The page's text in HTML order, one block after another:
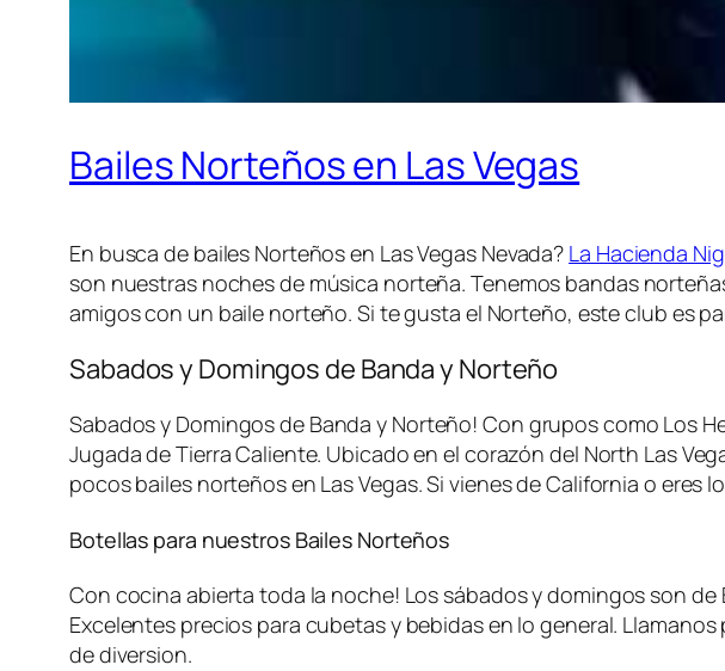
Bailes Norteños en Las Vegas
En busca de bailes Norteños en Las Vegas Nevada? La Hacienda
son nuestras noches de música norteña. Tenemos bandas
amigos con un baile norteño. Si te gusta el Norteño, este club es
Sabados y Domingos de Banda y Norteño
Sabados y Domingos de Banda y Norteño! Con grupos como Los
Jugada de Tierra Caliente. Ubicado en el corazón del North Las
pocos bailes norteños en Las Vegas. Si vienes de California o eres
Botellas para nuestros Bailes Norteños
Con cocina abierta toda la noche! Los sábados y domingos son
Excelentes precios para cubetas y bebidas en lo general.
de diversion.